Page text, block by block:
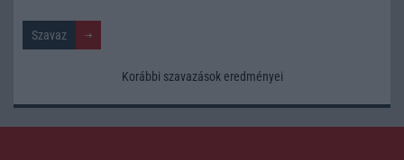
Korábbi szavazások eredményei